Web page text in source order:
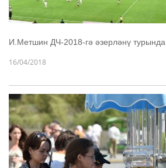
И.Метшин ДЧ-2018-гә әзерләнү турында
16/04/2018